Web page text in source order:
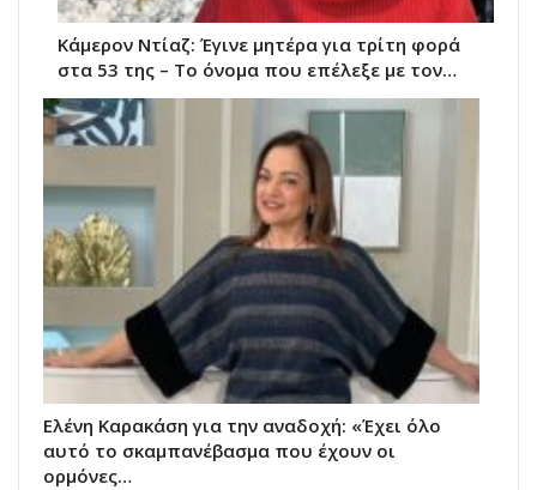
Κάμερον Ντίαζ: Έγινε μητέρα για τρίτη φορά
στα 53 της – Το όνομα που επέλεξε με τον…
Ελένη Καρακάση για την αναδοχή: «Έχει όλο
αυτό το σκαμπανέβασμα που έχουν οι
ορμόνες…